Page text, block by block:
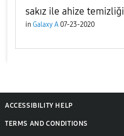
sakız ile ahize temizliği
in Galaxy A 07-23-2020
ACCESSIBILITY HELP
TERMS AND CONDITIONS